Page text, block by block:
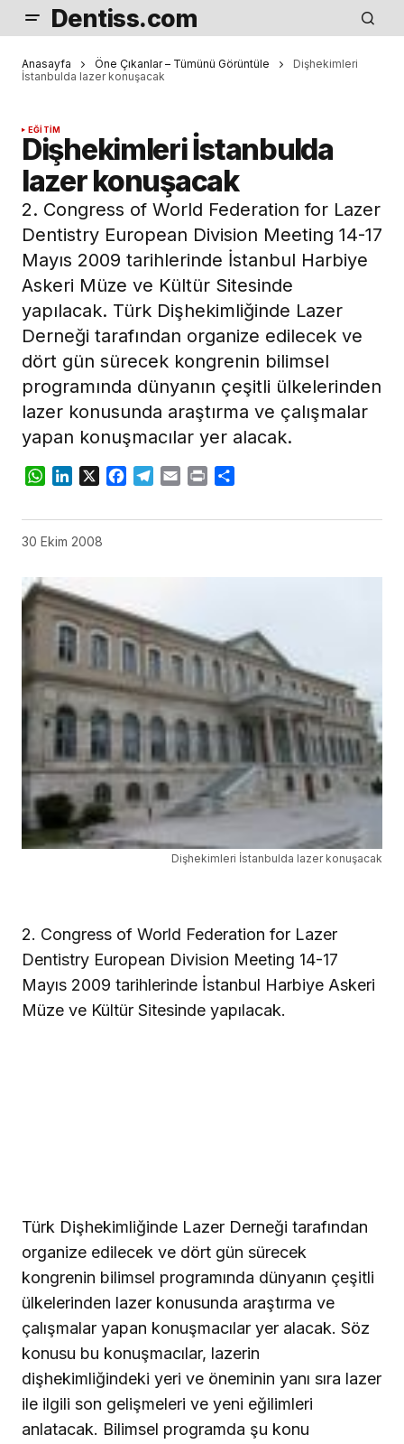
Dentiss.com
Anasayfa Öne Çıkanlar – Tümünü Görüntüle
Dişhekimleri
İstanbulda lazer konuşacak
EĞITIM
Dişhekimleri İstanbulda
lazer konuşacak
2. Congress of World Federation for Lazer
Dentistry European Division Meeting 14-17
Mayıs 2009 tarihlerinde İstanbul Harbiye
Askeri Müze ve Kültür Sitesinde
yapılacak. Türk Dişhekimliğinde Lazer
Derneği tarafından organize edilecek ve
dört gün sürecek kongrenin bilimsel
programında dünyanın çeşitli ülkelerinden
lazer konusunda araştırma ve çalışmalar
yapan konuşmacılar yer alacak.
WhatsApp
LinkedIn
X Facebook
Telegram
Email Print
30 Ekim 2008
Dişhekimleri İstanbulda lazer konuşacak
2. Congress of World Federation for Lazer
Dentistry European Division Meeting 14-17
Mayıs 2009 tarihlerinde İstanbul Harbiye Askeri
Müze ve Kültür Sitesinde yapılacak.
Türk Dişhekimliğinde Lazer Derneği tarafından
organize edilecek ve dört gün sürecek
kongrenin bilimsel programında dünyanın çeşitli
ülkelerinden lazer konusunda araştırma ve
çalışmalar yapan konuşmacılar yer alacak. Söz
konusu bu konuşmacılar, lazerin
dişhekimliğindeki yeri ve öneminin yanı sıra lazer
ile ilgili son gelişmeleri ve yeni eğilimleri
anlatacak. Bilimsel programda şu konu